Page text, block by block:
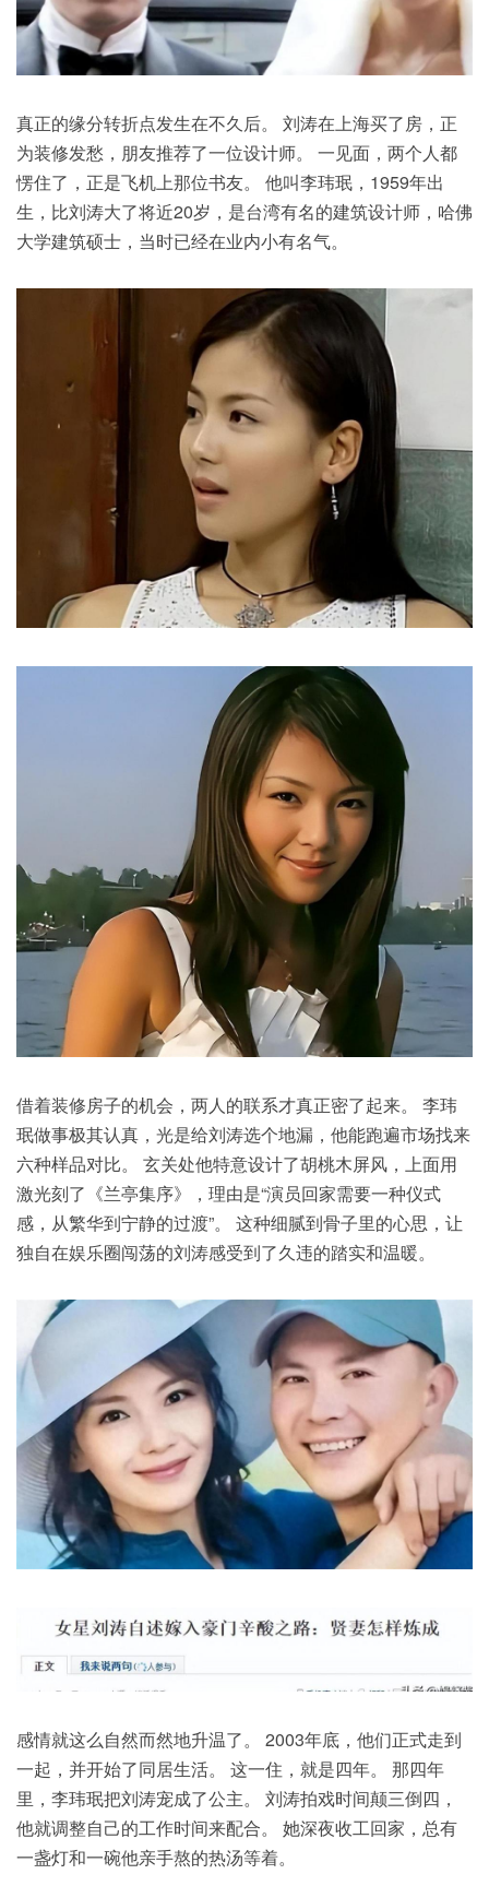
真正的缘分转折点发生在不久后。 刘涛在上海买了房，正
为装修发愁，朋友推荐了一位设计师。 一见面，两个人都
愣住了，正是飞机上那位书友。 他叫李玮珉，1959年出
生，比刘涛大了将近20岁，是台湾有名的建筑设计师，哈佛
大学建筑硕士，当时已经在业内小有名气。
借着装修房子的机会，两人的联系才真正密了起来。 李玮
珉做事极其认真，光是给刘涛选个地漏，他能跑遍市场找来
六种样品对比。 玄关处他特意设计了胡桃木屏风，上面用
激光刻了《兰亭集序》，理由是“演员回家需要一种仪式
感，从繁华到宁静的过渡”。 这种细腻到骨子里的心思，让
独自在娱乐圈闯荡的刘涛感受到了久违的踏实和温暖。
感情就这么自然而然地升温了。 2003年底，他们正式走到
一起，并开始了同居生活。 这一住，就是四年。 那四年
里，李玮珉把刘涛宠成了公主。 刘涛拍戏时间颠三倒四，
他就调整自己的工作时间来配合。 她深夜收工回家，总有
一盏灯和一碗他亲手熬的热汤等着。